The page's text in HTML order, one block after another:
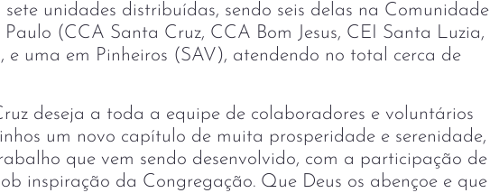
sete unidades distribuídas, sendo seis delas na Comunidade
(CCA Santa Cruz, CCA Bom Jesus, CEI Santa Luzia,
uma em Pinheiros (SAV), atendendo no total cerca de
deseja a toda a equipe de colaboradores e voluntários
um novo capítulo de muita prosperidade e serenidade,
que vem sendo desenvolvido, com a participação de
inspiração da Congregação. Que Deus os abençoe e que